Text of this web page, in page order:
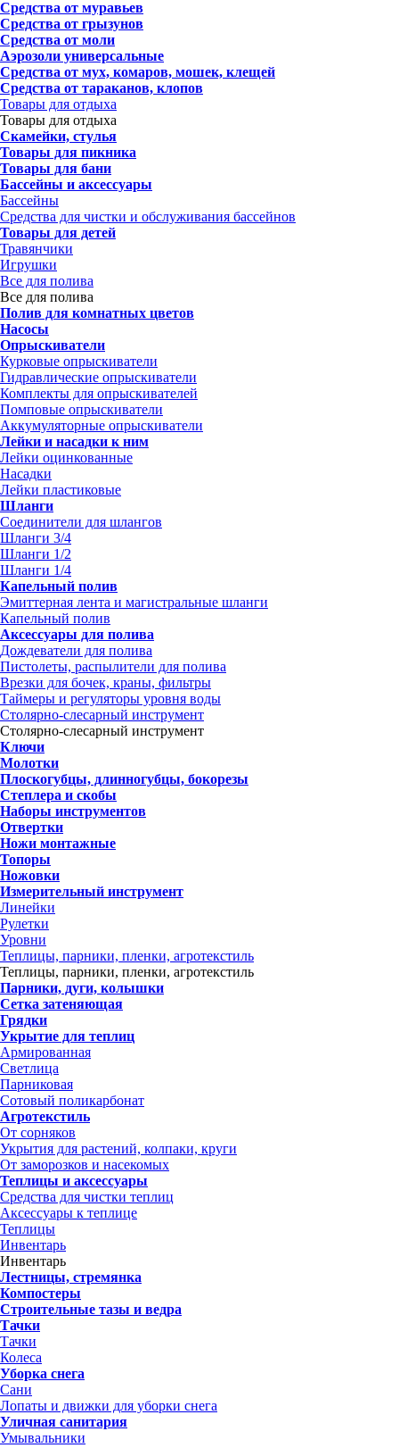
Средства от муравьев
Средства от грызунов
Средства от моли
Аэрозоли универсальные
Средства от мух, комаров, мошек, клещей
Средства от тараканов, клопов
Товары для отдыха
Товары для отдыха
Скамейки, стулья
Товары для пикника
Товары для бани
Бассейны и аксессуары
Бассейны
Средства для чистки и обслуживания бассейнов
Товары для детей
Травянчики
Игрушки
Все для полива
Все для полива
Полив для комнатных цветов
Насосы
Опрыскиватели
Курковые опрыскиватели
Гидравлические опрыскиватели
Комплекты для опрыскивателей
Помповые опрыскиватели
Аккумуляторные опрыскиватели
Лейки и насадки к ним
Лейки оцинкованные
Насадки
Лейки пластиковые
Шланги
Соединители для шлангов
Шланги 3/4
Шланги 1/2
Шланги 1/4
Капельный полив
Эмиттерная лента и магистральные шланги
Капельный полив
Аксессуары для полива
Дождеватели для полива
Пистолеты, распылители для полива
Врезки для бочек, краны, фильтры
Таймеры и регуляторы уровня воды
Столярно-слесарный инструмент
Столярно-слесарный инструмент
Ключи
Молотки
Плоскогубцы, длинногубцы, бокорезы
Степлера и скобы
Наборы инструментов
Отвертки
Ножи монтажные
Топоры
Ножовки
Измерительный инструмент
Линейки
Рулетки
Уровни
Теплицы, парники, пленки, агротекстиль
Теплицы, парники, пленки, агротекстиль
Парники, дуги, колышки
Сетка затеняющая
Грядки
Укрытие для теплиц
Армированная
Светлица
Парниковая
Сотовый поликарбонат
Агротекстиль
От сорняков
Укрытия для растений, колпаки, круги
От заморозков и насекомых
Теплицы и аксессуары
Средства для чистки теплиц
Аксессуары к теплице
Теплицы
Инвентарь
Инвентарь
Лестницы, стремянка
Компостеры
Строительные тазы и ведра
Тачки
Тачки
Колеса
Уборка снега
Сани
Лопаты и движки для уборки снега
Уличная санитария
Умывальники